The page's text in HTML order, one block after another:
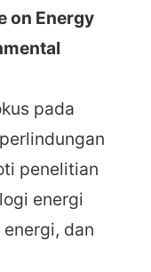
on Energy
pada
penelitian
energi
dan